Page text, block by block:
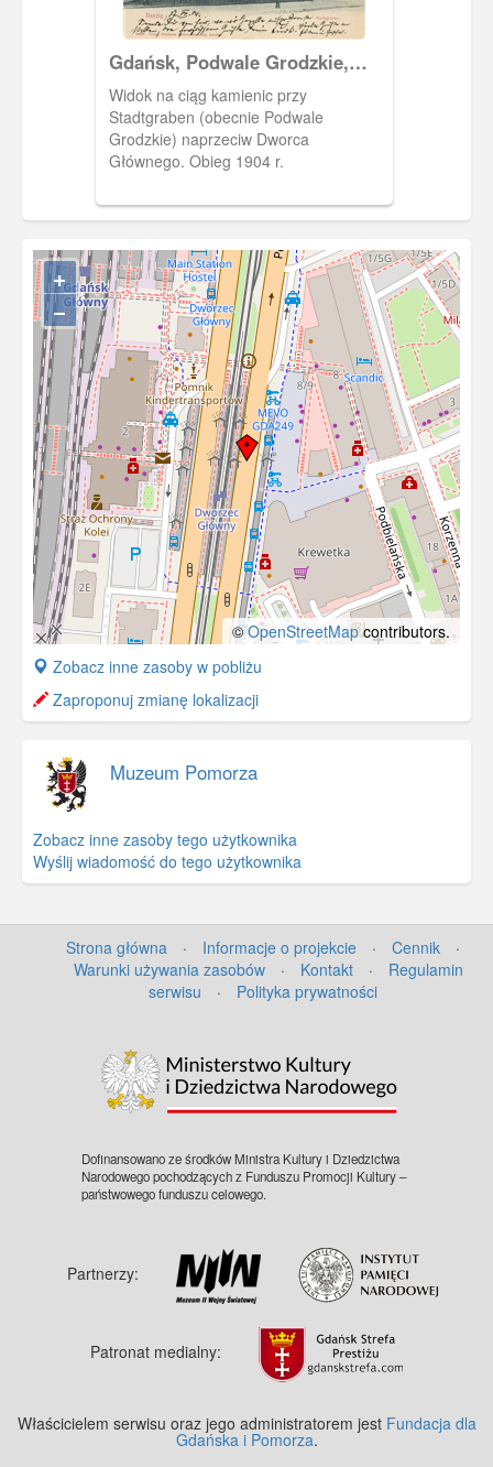
Gdańsk, Podwale Grodzkie,
Stadtgraben
Widok na ciąg kamienic przy
Stadtgraben (obecnie Podwale
Grodzkie) naprzeciw Dworca
Głównego. Obieg 1904 r.
+
−
©OpenStreetMapcontributors.
+
−
Zobacz inne zasoby w pobliżu
Zaproponuj zmianę lokalizacji
Muzeum Pomorza
Zobacz inne zasoby tego użytkownika
Wyślij wiadomość do tego użytkownika
Strona główna · Informacje o projekcie · Cennik
·
Warunki używania zasobów
· Kontakt ·
Regulamin
serwisu
· Polityka prywatności
Dofinansowano ze środków Ministra Kultury i Dziedzictwa
Narodowego pochodzących z Funduszu Promocji Kultury –
państwowego funduszu celowego.
Partnerzy:
Patronat medialny:
Właścicielem serwisu oraz jego administratorem jest Fundacja dla
Gdańska i Pomorza.